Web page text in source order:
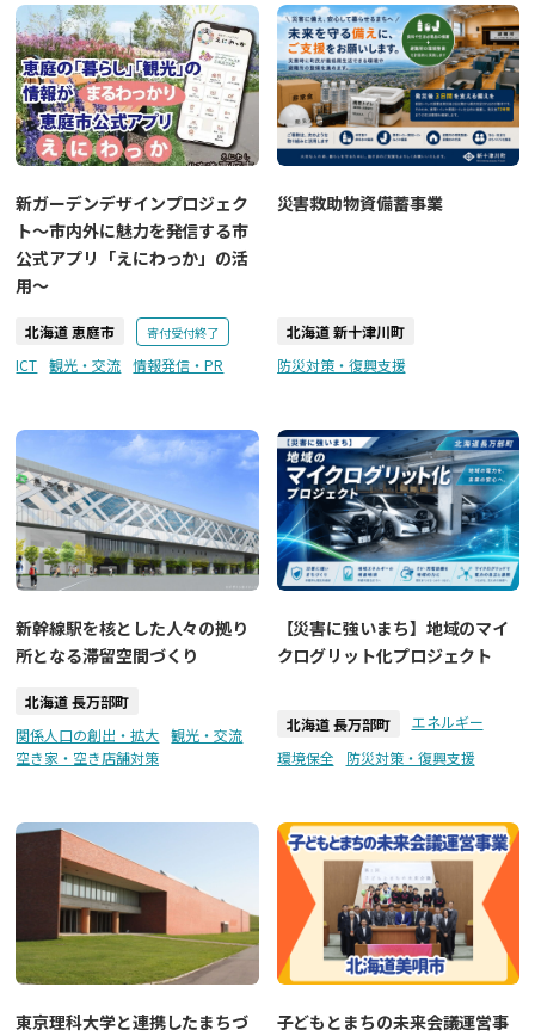
新ガーデンデザインプロジェク
ト～市内外に魅力を発信する市
公式アプリ「えにわっか」の活
用～
北海道 恵庭市 寄付受付終了
ICT 観光・交流 情報発信・PR
災害救助物資備蓄事業
北海道 新十津川町
防災対策・復興支援
新幹線駅を核とした人々の拠り
所となる滞留空間づくり
北海道 長万部町
関係人口の創出・拡大
観光・交流
空き家・空き店舗対策
【災害に強いまち】地域のマイ
クログリット化プロジェクト
北海道 長万部町
エネルギー
環境保全
防災対策・復興支援
東京理科大学と連携したまちづ 子どもとまちの未来会議運営事